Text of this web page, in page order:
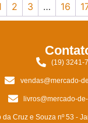
2 3 … 16
(19) 3241-
vendas@mercado-
livros@mercado-
da Cruz e Souza nº 53 -